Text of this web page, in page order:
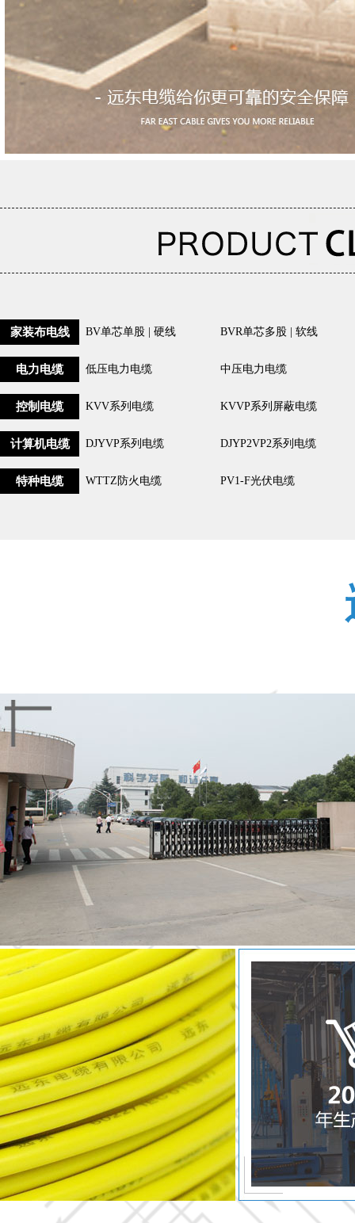
家装布电线 BV单芯单股 | 硬线 BVR单芯多股 | 软线
电力电缆 低压电力电缆 中压电力电缆
控制电缆 KVV系列电缆 KVVP系列屏蔽电缆
计算机电缆 DJYVP系列电缆 DJYP2VP2系列电缆
特种电缆 WTTZ防火电缆 PV1-F光伏电缆